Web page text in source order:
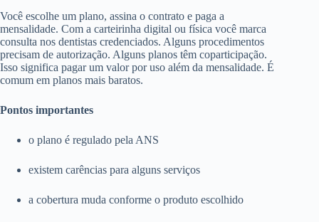
Você escolhe um plano, assina o contrato e paga a
mensalidade. Com a carteirinha digital ou física você marca
consulta nos dentistas credenciados. Alguns procedimentos
precisam de autorização. Alguns planos têm coparticipação.
Isso significa pagar um valor por uso além da mensalidade. É
comum em planos mais baratos.
Pontos importantes
o plano é regulado pela ANS
existem carências para alguns serviços
a cobertura muda conforme o produto escolhido